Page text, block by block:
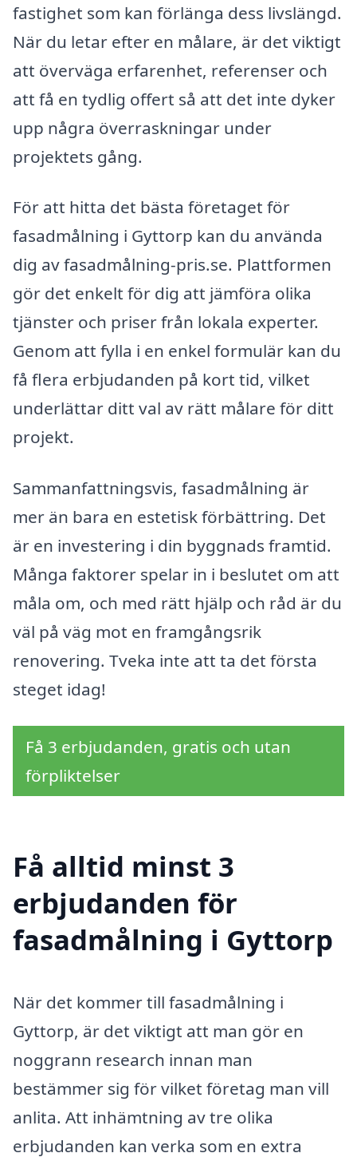
fastighet som kan förlänga dess livslängd.
När du letar efter en målare, är det viktigt
att överväga erfarenhet, referenser och
att få en tydlig offert så att det inte dyker
upp några överraskningar under
projektets gång.
För att hitta det bästa företaget för
fasadmålning i Gyttorp kan du använda
dig av fasadmålning-pris.se. Plattformen
gör det enkelt för dig att jämföra olika
tjänster och priser från lokala experter.
Genom att fylla i en enkel formulär kan du
få flera erbjudanden på kort tid, vilket
underlättar ditt val av rätt målare för ditt
projekt.
Sammanfattningsvis, fasadmålning är
mer än bara en estetisk förbättring. Det
är en investering i din byggnads framtid.
Många faktorer spelar in i beslutet om att
måla om, och med rätt hjälp och råd är du
väl på väg mot en framgångsrik
renovering. Tveka inte att ta det första
steget idag!
Få 3 erbjudanden, gratis och utan
förpliktelser
Få alltid minst 3
erbjudanden för
fasadmålning i Gyttorp
När det kommer till fasadmålning i
Gyttorp, är det viktigt att man gör en
noggrann research innan man
bestämmer sig för vilket företag man vill
anlita. Att inhämtning av tre olika
erbjudanden kan verka som en extra